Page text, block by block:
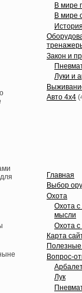
В мире
В мире
Закон и
Луки и
Авто 4х4
Главная
Выбор
Охота
Охота
мысли
Охота
Карта
Полезные
Вопрос-
Лук